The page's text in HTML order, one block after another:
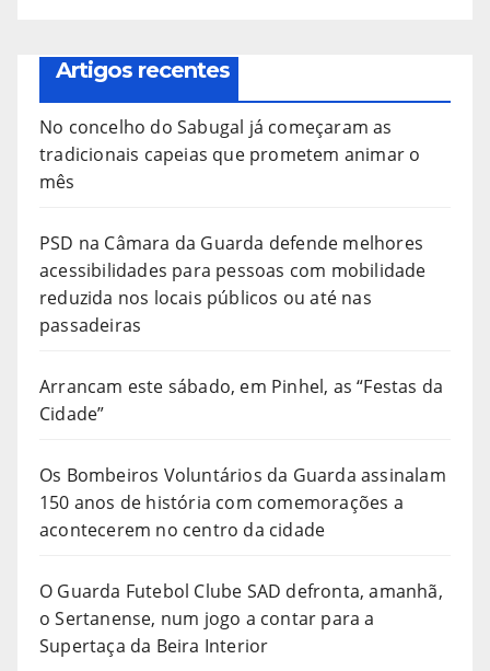
Artigos recentes
No concelho do Sabugal já começaram as
tradicionais capeias que prometem animar o
mês
PSD na Câmara da Guarda defende melhores
acessibilidades para pessoas com mobilidade
reduzida nos locais públicos ou até nas
passadeiras
Arrancam este sábado, em Pinhel, as “Festas da
Cidade”
Os Bombeiros Voluntários da Guarda assinalam
150 anos de história com comemorações a
acontecerem no centro da cidade
O Guarda Futebol Clube SAD defronta, amanhã,
o Sertanense, num jogo a contar para a
Supertaça da Beira Interior